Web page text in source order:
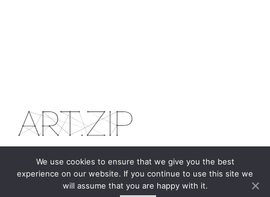
We use cookies to ensure that we give you the best
experience on our website. If you continue to use this site we
will assume that you are happy with it.
The first bilingual contemporary art magazine
dedicated to bringing together the world of art in